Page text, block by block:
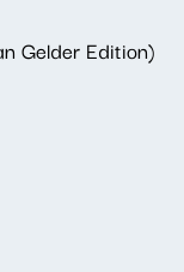
Gelder Edition)